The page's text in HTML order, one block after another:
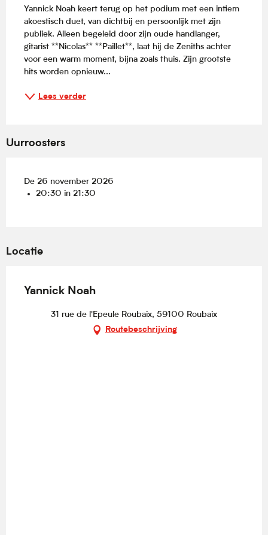
Yannick Noah keert terug op het podium met een intiem
akoestisch duet, van dichtbij en persoonlijk met zijn
publiek. Alleen begeleid door zijn oude handlanger,
gitarist **Nicolas** **Paillet**, laat hij de Zeniths achter
voor een warm moment, bijna zoals thuis. Zijn grootste
hits worden opnieuw...
Lees verder
Uurroosters
De 26 november 2026
20:30 in 21:30
Locatie
Yannick Noah
31 rue de l'Epeule Roubaix, 59100 Roubaix
Routebeschrijving